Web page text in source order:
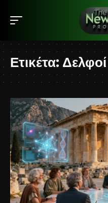
Ετικέτα: Δελφοί